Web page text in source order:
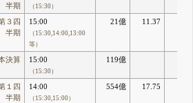
半期
（15:30）
３四
半期
15:00
（15:30,14:00,13:00
等）
21億 11.37
決算 15:00
（15:30）
119億
１四
半期
14:00
（15:30,15:00）
554億 17.75